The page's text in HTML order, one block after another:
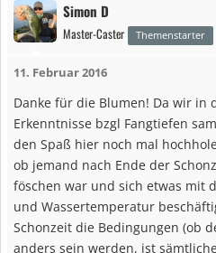
Simon D
Master-Caster Themenstarter
11. Februar 2016
Danke für die Blumen! Da wir in
Erkenntnisse bzgl Fangtiefen
den Spaß hier noch mal
ob jemand nach Ende der
föschen war und sich etwas mit
und Wassertemperatur
Schonzeit die Bedingungen (ob
anders sein werden, ist